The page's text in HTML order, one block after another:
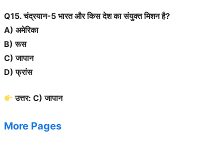
Q15. चंद्रयान-5 भारत और किस देश का संयुक्त मिशन है?
A) अमेरिका
B) रूस
C) जापान
D) फ्रांस
उत्तर: C) जापान
More Pages